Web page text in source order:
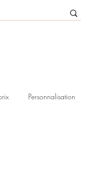
Personnalisation